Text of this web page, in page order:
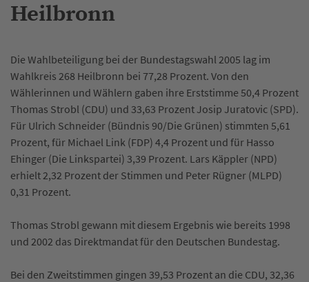
Heilbronn
Die Wahlbeteiligung bei der Bundestagswahl 2005 lag im
Wahlkreis 268 Heilbronn bei 77,28 Prozent. Von den
Wählerinnen und Wählern gaben ihre Erststimme 50,4 Prozent
Thomas Strobl (CDU) und 33,63 Prozent Josip Juratovic (SPD).
Für Ulrich Schneider (Bündnis 90/Die Grünen) stimmten 5,61
Prozent, für Michael Link (FDP) 4,4 Prozent und für Hasso
Ehinger (Die Linkspartei) 3,39 Prozent. Lars Käppler (NPD)
erhielt 2,32 Prozent der Stimmen und Peter Rügner (MLPD)
0,31 Prozent.
Thomas Strobl gewann mit diesem Ergebnis wie bereits 1998
und 2002 das Direktmandat für den Deutschen Bundestag.
Bei den Zweitstimmen gingen 39,53 Prozent an die CDU, 32,36